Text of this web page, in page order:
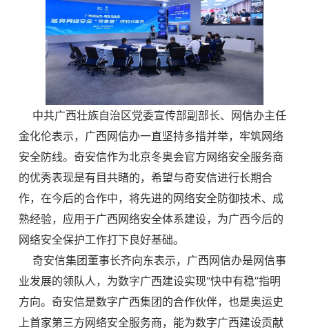
中共广西壮族自治区党委宣传部副部长、网信办主任
金化伦表示，广西网信办一直坚持多措并举，牢筑网络
安全防线。奇安信作为北京冬奥会官方网络安全服务商
的优秀表现是有目共睹的，希望与奇安信进行长期合
作，在今后的合作中，将先进的网络安全防御技术、成
熟经验，应用于广西网络安全体系建设，为广西今后的
网络安全保护工作打下良好基础。
奇安信集团董事长齐向东表示，广西网信办是网信事
业发展的领队人，为数字广西建设实现“快中有稳”指明
方向。奇安信是数字广西集团的合作伙伴，也是奥运史
上首家第三方网络安全服务商，能为数字广西建设贡献